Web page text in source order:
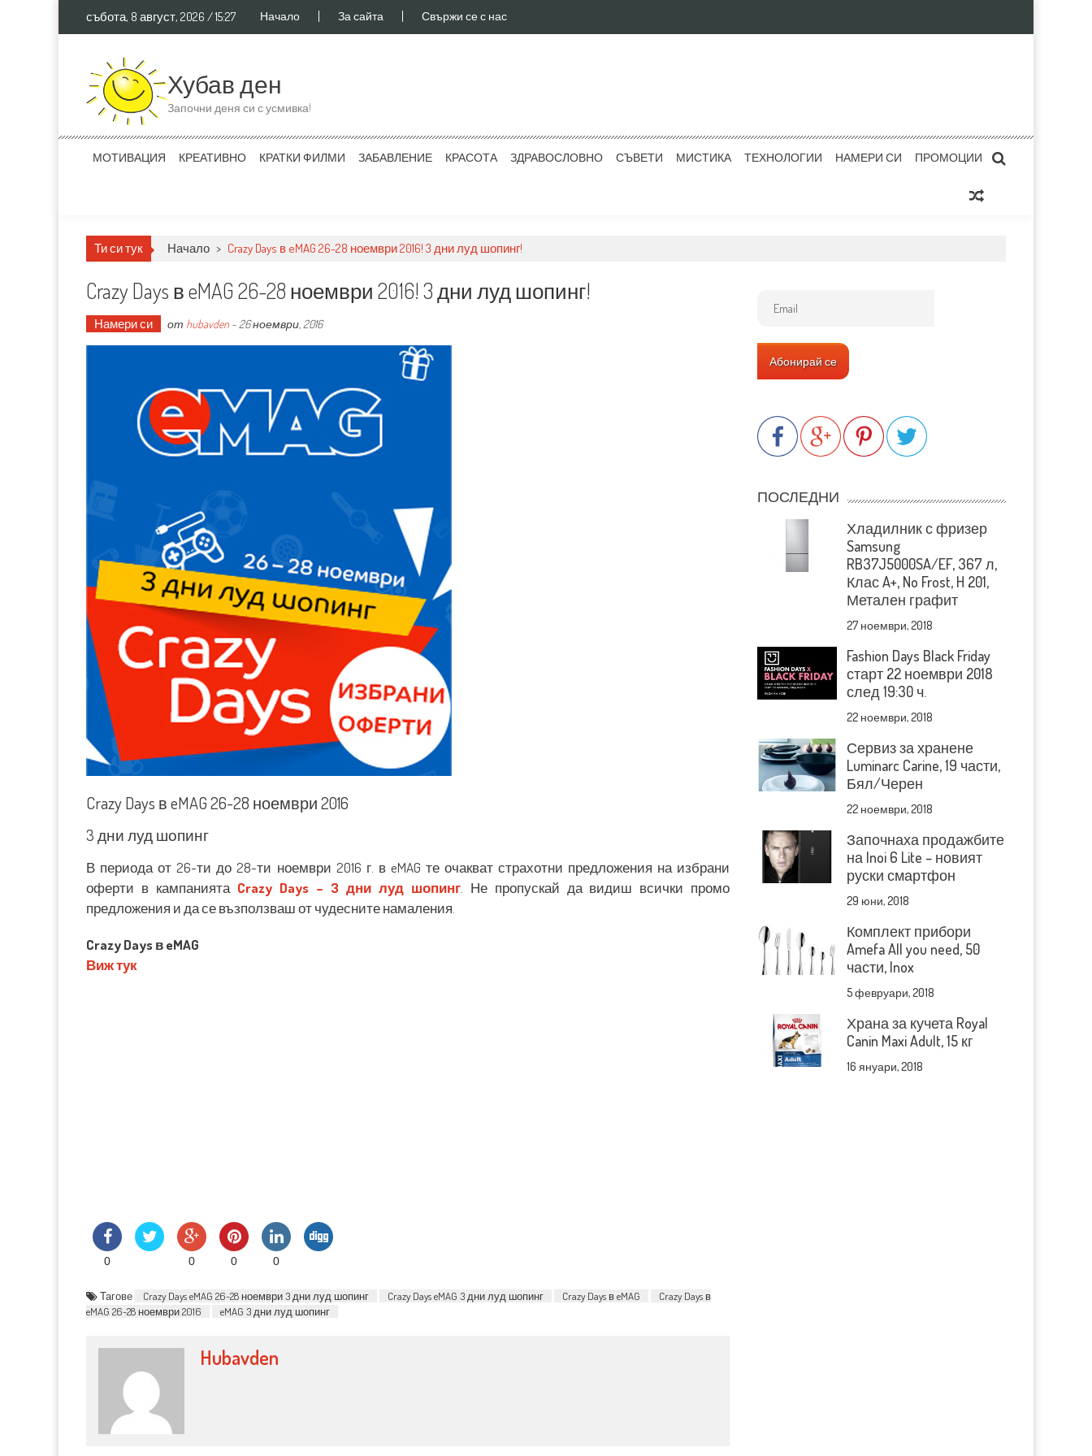
Skip to content
събота, 8 август, 2026 / 15:27 Начало За сайта Свържи се с нас
Хубав ден
Започни деня си с усмивка!
МОТИВАЦИЯ КРЕАТИВНО КРАТКИ ФИЛМИ ЗАБАВЛЕНИЕ КРАСОТА ЗДРАВОСЛОВНО СЪВЕТИ МИСТИКА ТЕХНОЛОГИИ НАМЕРИ СИ ПРОМОЦИИ
Ти си тук Начало > Crazy Days в eMAG 26-28 ноември 2016! 3 дни луд шопинг!
Crazy Days в eMAG 26-28 ноември 2016! 3 дни луд шопинг!
Намери си от hubavden - 26 ноември, 2016
Crazy Days в eMAG 26-28 ноември 2016
3 дни луд шопинг
В периода от 26-ти до 28-ти ноември 2016 г. в eMAG те очакват страхотни предложения на избрани
оферти в кампанията Crazy Days – 3 дни луд шопинг. Не пропускай да видиш всички промо
предложения и да се възползваш от чудесните намаления.
Crazy Days в eMAG
Виж тук
0 0 0 0
Тагове Crazy Days eMAG 26-28 ноември 3 дни луд шопинг Crazy Days eMAG 3 дни луд шопинг Crazy Days в eMAG
Crazy Days в
eMAG 26-28 ноември 2016
eMAG 3 дни луд шопинг
Hubavden
ПОСЛЕДНИ
Хладилник с фризер
Samsung
RB37J5000SA/EF, 367 л,
Клас A+, No Frost, H 201,
Метален графит
27 ноември, 2018
Fashion Days Black Friday
старт 22 ноември 2018
след 19:30 ч.
22 ноември, 2018
Сервиз за хранене
Luminarc Carine, 19 части,
Бял/Черен
22 ноември, 2018
Започнаха продажбите
на Inoi 6 Lite – новият
руски смартфон
29 юни, 2018
Комплект прибори
Amefa All you need, 50
части, Inox
5 февруари, 2018
Храна за кучета Royal
Canin Maxi Adult, 15 кг
16 януари, 2018